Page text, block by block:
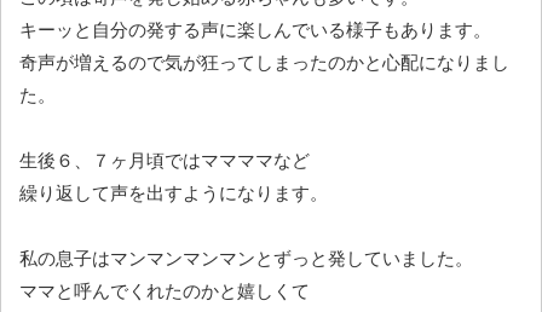
キーッと自分の発する声に楽しんでいる様子もあります。
奇声が増えるので気が狂ってしまったのかと心配になりまし
た。
生後６、７ヶ月頃ではママママなど
繰り返して声を出すようになります。
私の息子はマンマンマンマンとずっと発していました。
ママと呼んでくれたのかと嬉しくて